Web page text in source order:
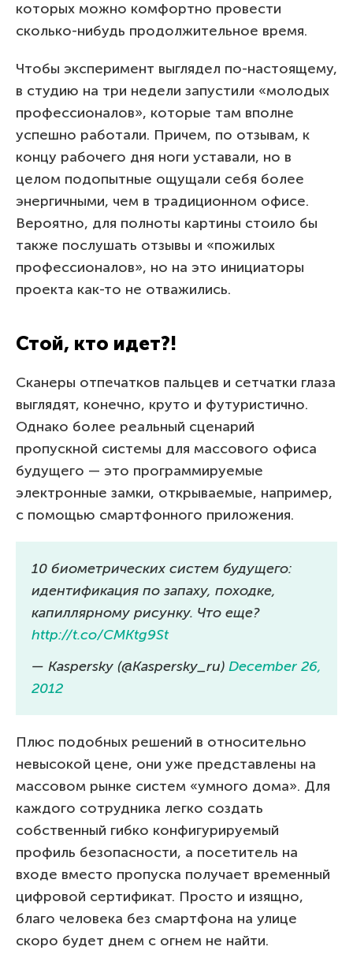
которых можно комфортно провести
сколько-нибудь продолжительное время.
Чтобы эксперимент выглядел по-настоящему,
в студию на три недели запустили «молодых
профессионалов», которые там вполне
успешно работали. Причем, по отзывам, к
концу рабочего дня ноги уставали, но в
целом подопытные ощущали себя более
энергичными, чем в традиционном офисе.
Вероятно, для полноты картины стоило бы
также послушать отзывы и «пожилых
профессионалов», но на это инициаторы
проекта как-то не отважились.
Стой, кто идет?!
Сканеры отпечатков пальцев и сетчатки глаза
выглядят, конечно, круто и футуристично.
Однако более реальный сценарий
пропускной системы для массового офиса
будущего — это программируемые
электронные замки, открываемые, например,
с помощью смартфонного приложения.
10 биометрических систем будущего:
идентификация по запаху, походке,
капиллярному рисунку. Что еще?
http://t.co/CMKtg9St
— Kaspersky (@Kaspersky_ru) December 26,
2012
Плюс подобных решений в относительно
невысокой цене, они уже представлены на
массовом рынке систем «умного дома». Для
каждого сотрудника легко создать
собственный гибко конфигурируемый
профиль безопасности, а посетитель на
входе вместо пропуска получает временный
цифровой сертификат. Просто и изящно,
благо человека без смартфона на улице
скоро будет днем с огнем не найти.